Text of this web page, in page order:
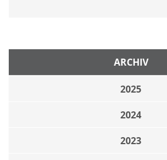
ARCHIV
2025
2024
2023